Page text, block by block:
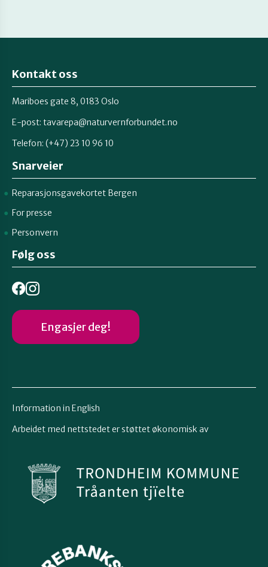
Kontakt oss
Mariboes gate 8, 0183 Oslo
E-post: tavarepa@naturvernforbundet.no
Telefon: (+47) 23 10 96 10
Snarveier
Reparasjonsgavekortet Bergen
For presse
Personvern
Følg oss
Engasjer deg!
Information in English
Arbeidet med nettstedet er støttet økonomisk av